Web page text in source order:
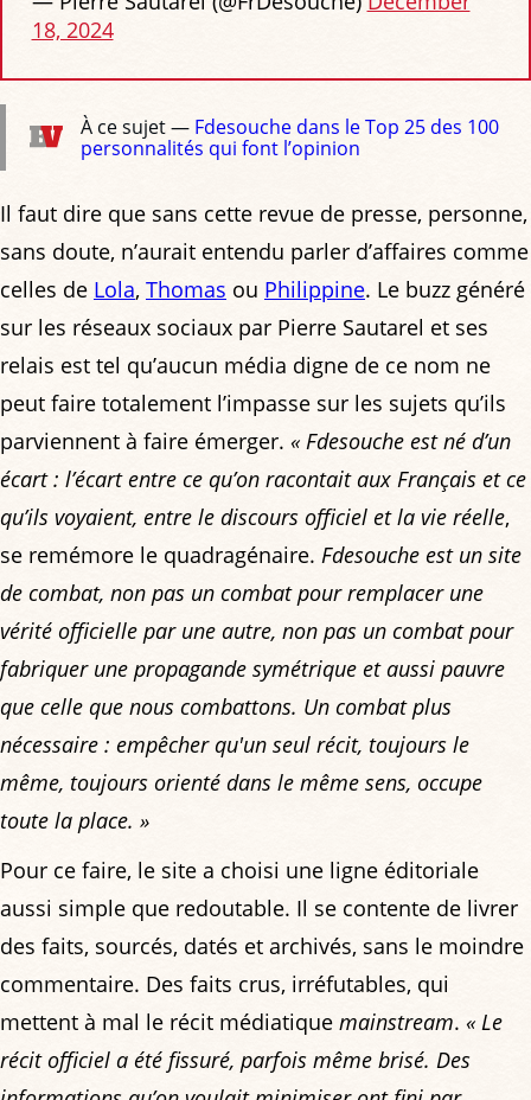
18, 2024
À ce sujet — Fdesouche dans le Top 25 des 100
personnalités qui font l’opinion
Il faut dire que sans cette revue de presse, personne,
sans doute, n’aurait entendu parler d’affaires comme
celles de Lola, Thomas ou Philippine. Le buzz généré
sur les réseaux sociaux par Pierre Sautarel et ses
relais est tel qu’aucun média digne de ce nom ne
peut faire totalement l’impasse sur les sujets qu’ils
parviennent à faire émerger. « Fdesouche est né d’un
écart : l’écart entre ce qu’on racontait aux Français et ce
qu’ils voyaient, entre le discours officiel et la vie réelle,
se remémore le quadragénaire. Fdesouche est un site
de combat, non pas un combat pour remplacer une
vérité officielle par une autre, non pas un combat pour
fabriquer une propagande symétrique et aussi pauvre
que celle que nous combattons. Un combat plus
nécessaire : empêcher qu'un seul récit, toujours le
même, toujours orienté dans le même sens, occupe
toute la place. »
Pour ce faire, le site a choisi une ligne éditoriale
aussi simple que redoutable. Il se contente de livrer
des faits, sourcés, datés et archivés, sans le moindre
commentaire. Des faits crus, irréfutables, qui
mettent à mal le récit médiatique mainstream. « Le
récit officiel a été fissuré, parfois même brisé. Des